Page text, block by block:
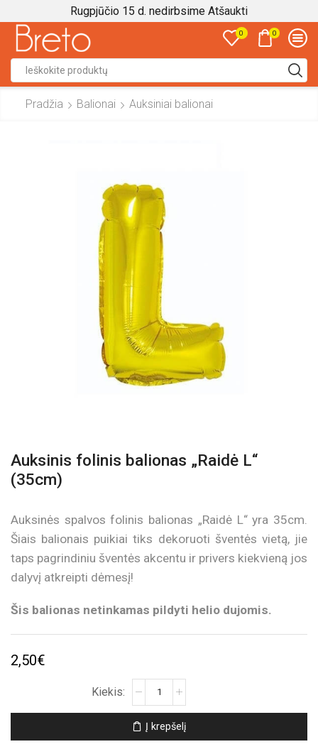
Rugpjūčio 15 d. nedirbsime Atšaukti
0 0
input
Pradžia Balionai Auksiniai balionai
Auksinis folinis balionas „Raidė L“
(35cm)
Auksinės spalvos folinis balionas „Raidė L“ yra 35cm.
Šiais balionais puikiai tiks dekoruoti šventės vietą, jie
taps pagrindiniu šventės akcentu ir privers kiekvieną jos
dalyvį atkreipti dėmesį!
Šis balionas netinkamas pildyti helio dujomis.
2,50€
Auksinis
folinis
Į krepšelį